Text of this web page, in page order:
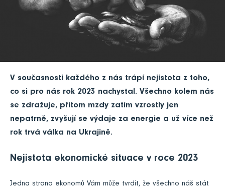
V současnosti každého z nás trápí nejistota z toho,
co si pro nás rok 2023 nachystal. Všechno kolem nás
se zdražuje, přitom mzdy zatím vzrostly jen
nepatrně, zvyšují se výdaje za energie a už více než
rok trvá válka na Ukrajině.
Nejistota ekonomické situace v roce 2023
Jedna strana ekonomů Vám může tvrdit, že všechno náš stát